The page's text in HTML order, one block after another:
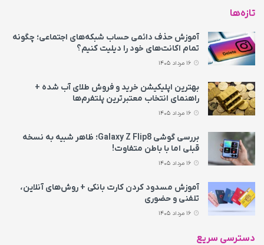
تازه‌ها
آموزش حذف دائمی حساب شبکه‌های اجتماعی؛ چگونه
تمام اکانت‌های خود را دیلیت کنیم؟
بهترین اپلیکیشن خرید و فروش طلای آب شده +
راهنمای انتخاب معتبرترین پلتفرم‌ها
بررسی گوشی Galaxy Z Flip8؛ ظاهر شبیه به نسخه
قبلی اما با باطن متفاوت!
آموزش مسدود کردن کارت بانکی + روش‌های آنلاین،
تلفنی و حضوری
دسترسی سریع